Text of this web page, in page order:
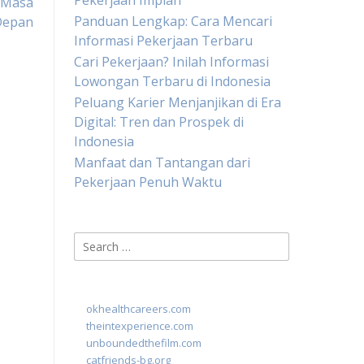
Panduan Lengkap: Cara Mencari
Informasi Pekerjaan Terbaru
Cari Pekerjaan? Inilah Informasi
Lowongan Terbaru di Indonesia
Peluang Karier Menjanjikan di Era
Digital: Tren dan Prospek di
Indonesia
Manfaat dan Tantangan dari
Pekerjaan Penuh Waktu
Search
for:
okhealthcareers.com
theintexperience.com
unboundedthefilm.com
catfriends-bg.org